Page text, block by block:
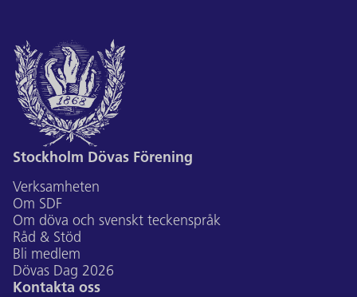
Stockholm Dövas Förening
Verksamheten
Om SDF
Om döva och svenskt teckenspråk
Råd & Stöd
Bli medlem
Dövas Dag 2026
Kontakta oss